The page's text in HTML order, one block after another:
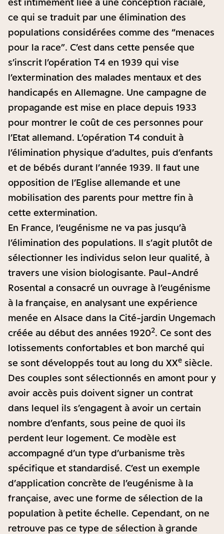
ce qui se traduit par une élimination des
populations considérées comme des “menaces
pour la race”. C’est dans cette pensée que
s’inscrit l’opération T4 en 1939 qui vise
l’extermination des malades mentaux et des
handicapés en Allemagne. Une campagne de
propagande est mise en place depuis 1933
pour montrer le coût de ces personnes pour
l’Etat allemand. L’opération T4 conduit à
l’élimination physique d’adultes, puis d’enfants
et de bébés durant l’année 1939. Il faut une
opposition de l’Eglise allemande et une
mobilisation des parents pour mettre fin à
cette extermination.
En France, l’eugénisme ne va pas jusqu’à
l’élimination des populations. Il s’agit plutôt de
sélectionner les individus selon leur qualité, à
travers une vision biologisante. Paul-André
Rosental a consacré un ouvrage à l’eugénisme
à la française, en analysant une expérience
menée en Alsace dans la Cité-jardin Ungemach
créée au début des années 19202. Ce sont des
lotissements confortables et bon marché qui
se sont développés tout au long du XXe siècle.
Des couples sont sélectionnés en amont pour y
avoir accès puis doivent signer un contrat
dans lequel ils s’engagent à avoir un certain
nombre d’enfants, sous peine de quoi ils
perdent leur logement. Ce modèle est
accompagné d’un type d’urbanisme très
spécifique et standardisé. C’est un exemple
d’application concrète de l’eugénisme à la
française, avec une forme de sélection de la
population à petite échelle. Cependant, on ne
retrouve pas ce type de sélection à grande